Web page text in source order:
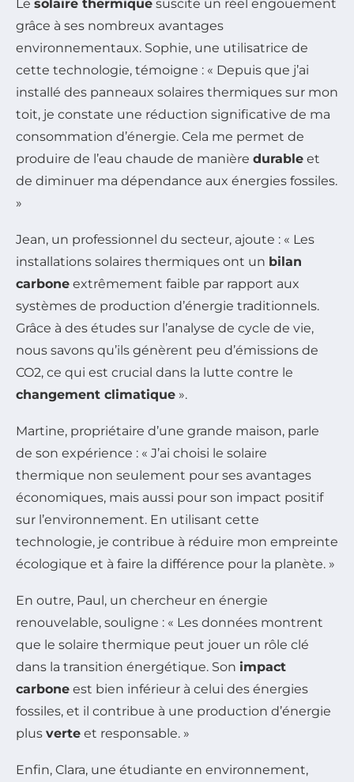
Le solaire thermique suscite un réel engouement
grâce à ses nombreux avantages
environnementaux. Sophie, une utilisatrice de
cette technologie, témoigne : « Depuis que j’ai
installé des panneaux solaires thermiques sur mon
toit, je constate une réduction significative de ma
consommation d’énergie. Cela me permet de
produire de l’eau chaude de manière durable et
de diminuer ma dépendance aux énergies fossiles.
»
Jean, un professionnel du secteur, ajoute : « Les
installations solaires thermiques ont un bilan
carbone extrêmement faible par rapport aux
systèmes de production d’énergie traditionnels.
Grâce à des études sur l’analyse de cycle de vie,
nous savons qu’ils génèrent peu d’émissions de
CO2, ce qui est crucial dans la lutte contre le
changement climatique ».
Martine, propriétaire d’une grande maison, parle
de son expérience : « J’ai choisi le solaire
thermique non seulement pour ses avantages
économiques, mais aussi pour son impact positif
sur l’environnement. En utilisant cette
technologie, je contribue à réduire mon empreinte
écologique et à faire la différence pour la planète. »
En outre, Paul, un chercheur en énergie
renouvelable, souligne : « Les données montrent
que le solaire thermique peut jouer un rôle clé
dans la transition énergétique. Son impact
carbone est bien inférieur à celui des énergies
fossiles, et il contribue à une production d’énergie
plus verte et responsable. »
Enfin, Clara, une étudiante en environnement,